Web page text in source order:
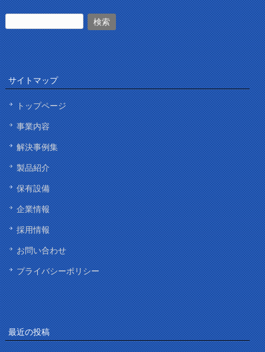
サイトマップ
トップページ
事業内容
解決事例集
製品紹介
保有設備
企業情報
採用情報
お問い合わせ
プライバシーポリシー
最近の投稿